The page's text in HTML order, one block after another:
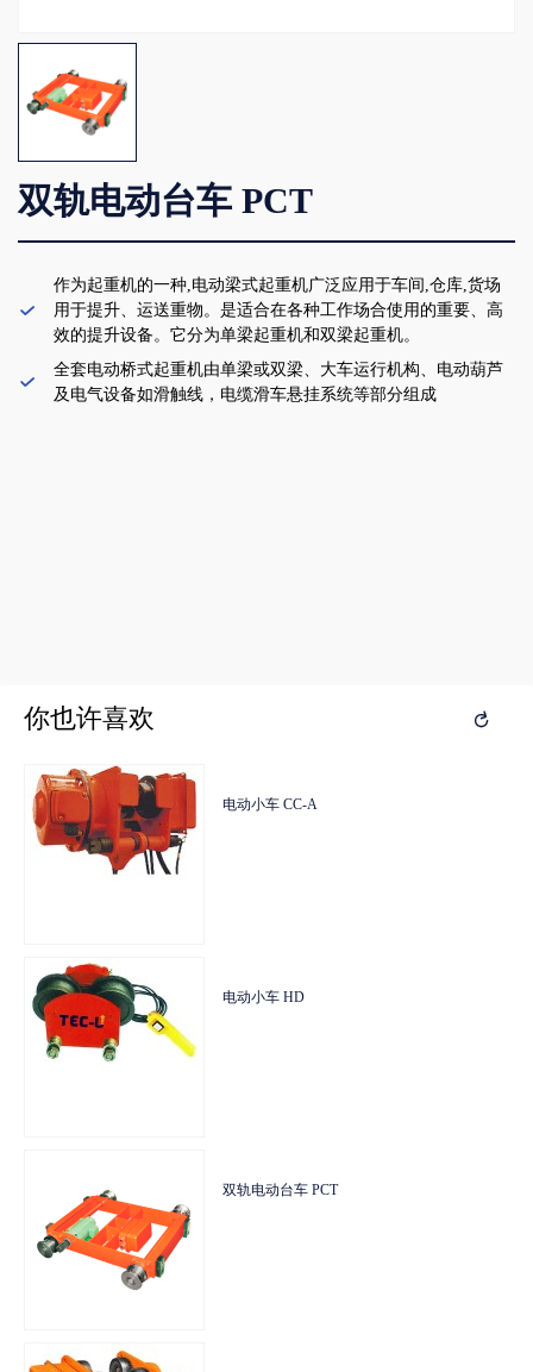
双轨电动台车 PCT

作为起重机的一种,电动梁式起重机广泛应用于车间,仓库,货场
用于提升、运送重物。是适合在各种工作场合使用的重要、高
效的提升设备。它分为单梁起重机和双梁起重机。

全套电动桥式起重机由单梁或双梁、大车运行机构、电动葫芦
及电气设备如滑触线，电缆滑车悬挂系统等部分组成
你也许喜欢
HSZ型手拉葫芦
HSZ-A型手拉葫芦
HSZ-B型手拉葫芦
你也许喜欢
电动小车 CC-A
电动小车 HD
双轨电动台车 PCT
HSZ型手拉葫芦
HSZ-A型手拉葫芦
HSZ-B型手拉葫芦
电动小车 CC-A
电动小车 HD
双轨电动台车 PCT
